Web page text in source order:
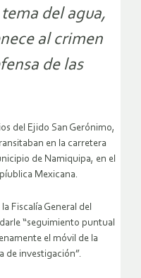
del agua,
al crimen
de las
del Ejido San Gerónimo,
en la carretera
de Namiquipa, en el
Mexicana.
Fiscalía General del
“seguimiento puntual
el móvil de la
de investigación”.